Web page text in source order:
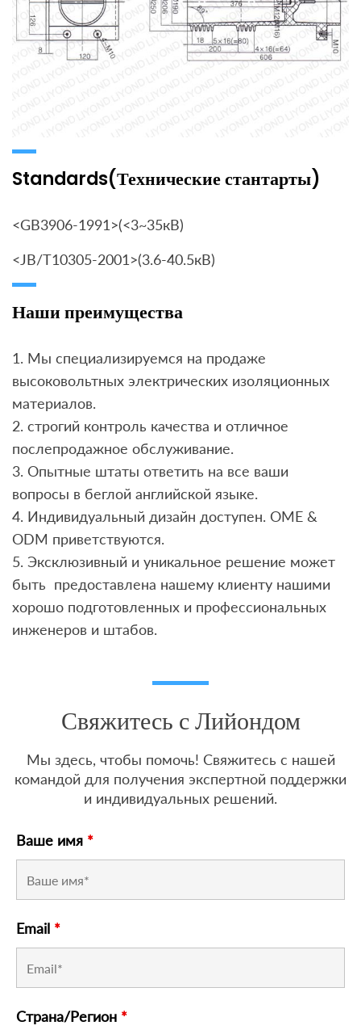
Standards(Технические стантарты)
<GB3906-1991>(<3~35кВ)
<JB/T10305-2001>(3.6-40.5кВ)
Наши преимущества
1. Мы специализируемся на продаже
высоковольтных электрических изоляционных
материалов.
2. строгий контроль качества и отличное
послепродажное обслуживание.
3. Опытные штаты ответить на все ваши
вопросы в беглой английской языке.
4. Индивидуальный дизайн доступен. OME &
ODM приветствуются.
5. Эксклюзивный и уникальное решение может
быть предоставлена ​​нашему клиенту нашими
хорошо подготовленных и профессиональных
инженеров и штабов.
Свяжитесь с Лийондом
Мы здесь, чтобы помочь! Свяжитесь с нашей
командой для получения экспертной поддержки
и индивидуальных решений.
Ваше имя *
Email *
Страна/Регион *